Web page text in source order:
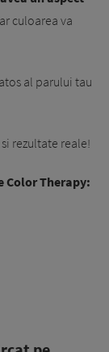
culoarea va
al parului tau
rezultate reale!
Color Therapy: